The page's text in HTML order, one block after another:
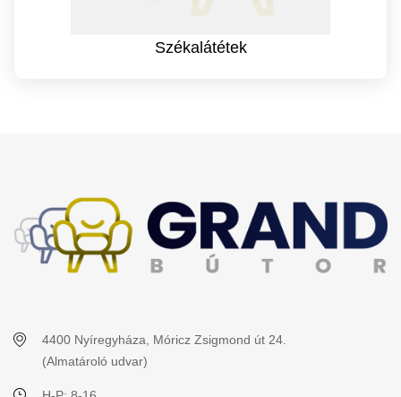
Székalátétek
4400 Nyíregyháza, Móricz Zsigmond út 24.
(Almatároló udvar)